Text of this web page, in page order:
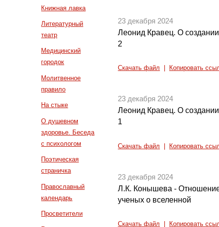
Книжная лавка
Литературный
театр
Медицинский
городок
Молитвенное
правило
На стыке
О душевном
здоровье. Беседа
с психологом
Поэтическая
страничка
Православный
календарь
Просветители
23 декабря 2024
Леонид Кравец. О
2
Скачать файл Копировать
23 декабря 2024
Леонид Кравец. О
1
Скачать файл Копировать
23 декабря 2024
Л.К. Конышева -
ученых о вселенной
Скачать файл Копировать